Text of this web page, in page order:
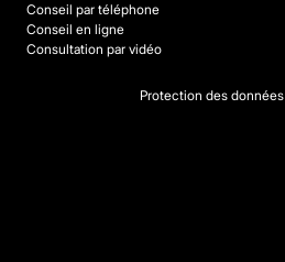
Conseil par téléphone
Conseil en ligne
Consultation par vidéo
Protection des données